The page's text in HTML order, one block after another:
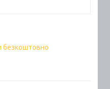
безкоштовно